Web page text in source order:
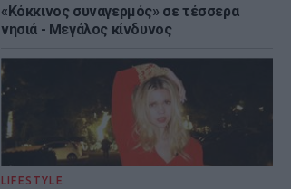
«Κόκκινος συναγερμός» σε τέσσερα
νησιά - Μεγάλος κίνδυνος
LIFESTYLE